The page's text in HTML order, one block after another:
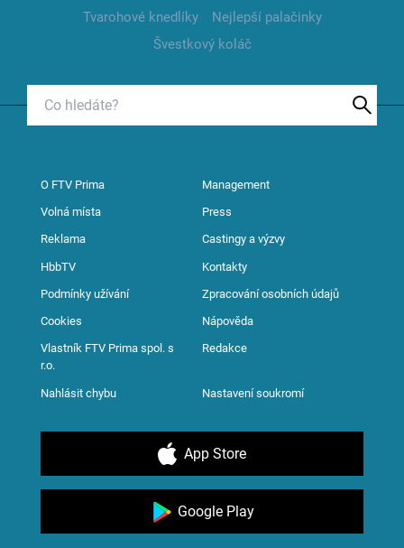
Tvarohové knedlíky
Nejlepší palačinky
Švestkový koláč
O FTV Prima Management
Volná místa Press
Reklama Castingy a výzvy
HbbTV Kontakty
Podmínky užívání Zpracování osobních údajů
Cookies Nápověda
Vlastník FTV Prima spol. s
r.o.
Redakce
Nahlásit chybu Nastavení soukromí
App Store
Google Play